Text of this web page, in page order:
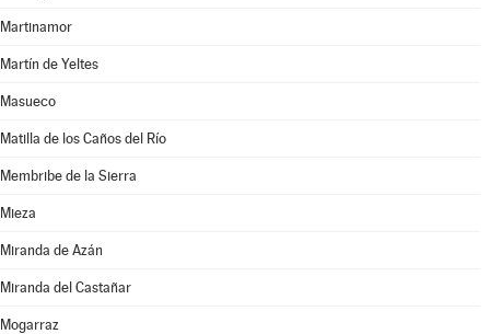
Martinamor
Martín de Yeltes
Masueco
Matilla de los Caños del Río
Membribe de la Sierra
Mieza
Miranda de Azán
Miranda del Castañar
Mogarraz